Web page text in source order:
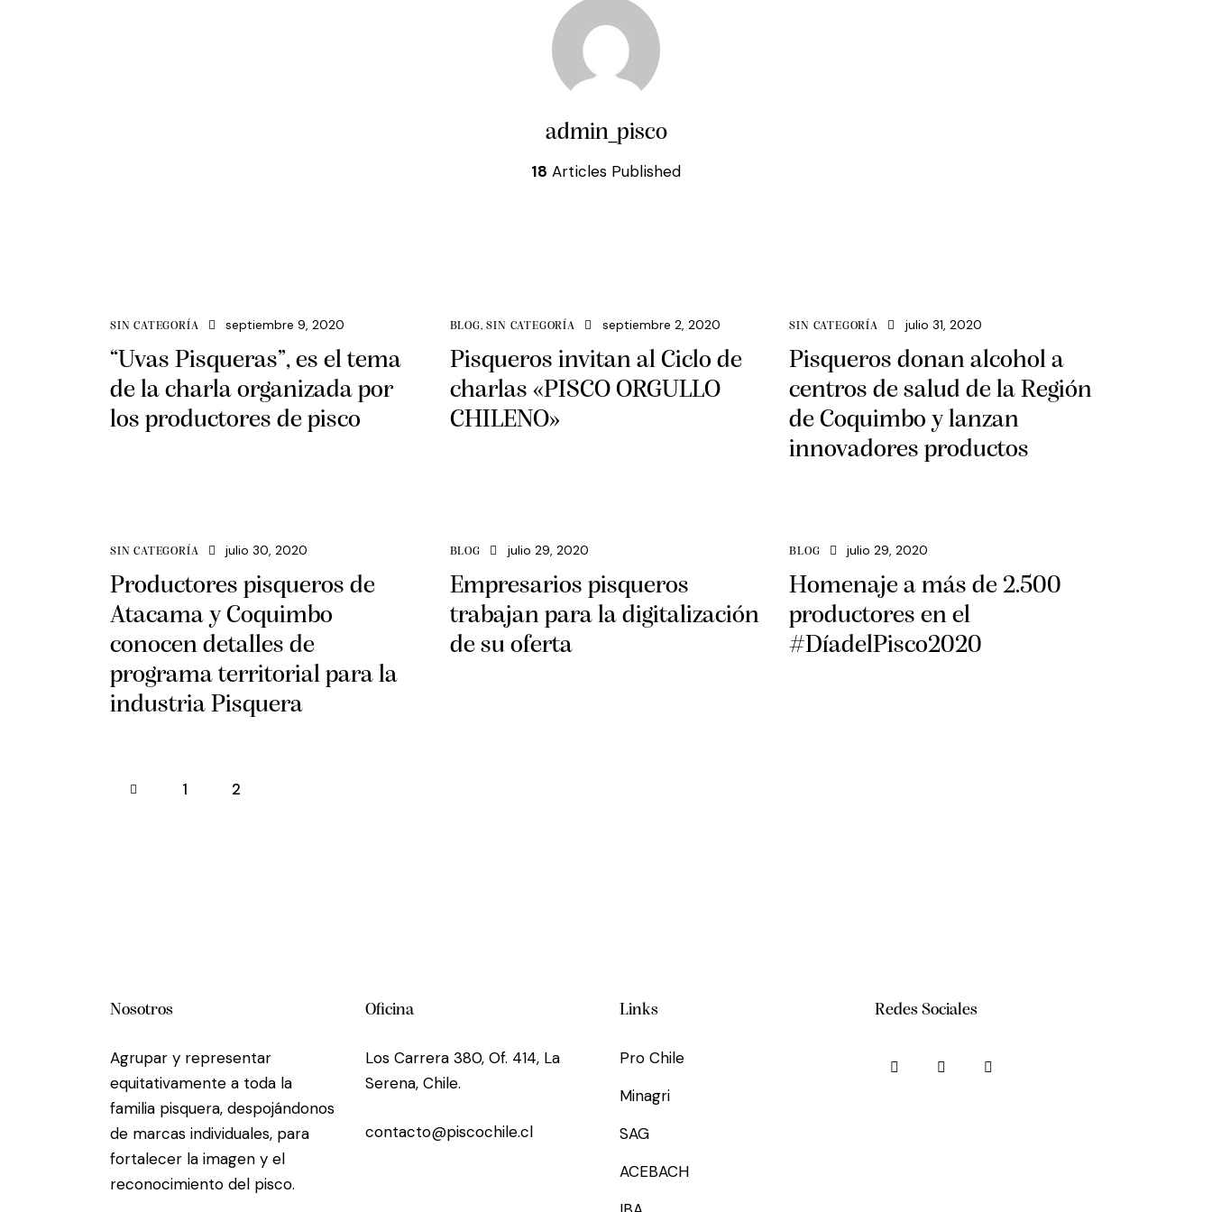
admin_pisco
18 Articles Published
SIN CATEGORÍA septiembre 9, 2020
“Uvas Pisqueras”, es el tema
de la charla organizada por
los productores de pisco
BLOG,SIN CATEGORÍA septiembre 2, 2020
Pisqueros invitan al Ciclo de
charlas «PISCO ORGULLO
CHILENO»
SIN CATEGORÍA julio 31, 2020
Pisqueros donan alcohol a
centros de salud de la Región
de Coquimbo y lanzan
innovadores productos
SIN CATEGORÍA julio 30, 2020
Productores pisqueros de
Atacama y Coquimbo
conocen detalles de
programa territorial para la
industria Pisquera
BLOG julio 29, 2020
Empresarios pisqueros
trabajan para la digitalización
de su oferta
BLOG julio 29, 2020
Homenaje a más de 2.500
productores en el
#DíadelPisco2020
1 2
Nosotros
Agrupar y representar
equitativamente a toda la
familia pisquera, despojándonos
de marcas individuales, para
fortalecer la imagen y el
reconocimiento del pisco.
Oficina
Los Carrera 380, Of. 414, La
Serena, Chile.
contacto@piscochile.cl
Links
Pro Chile
Minagri
SAG
ACEBACH
Redes Sociales